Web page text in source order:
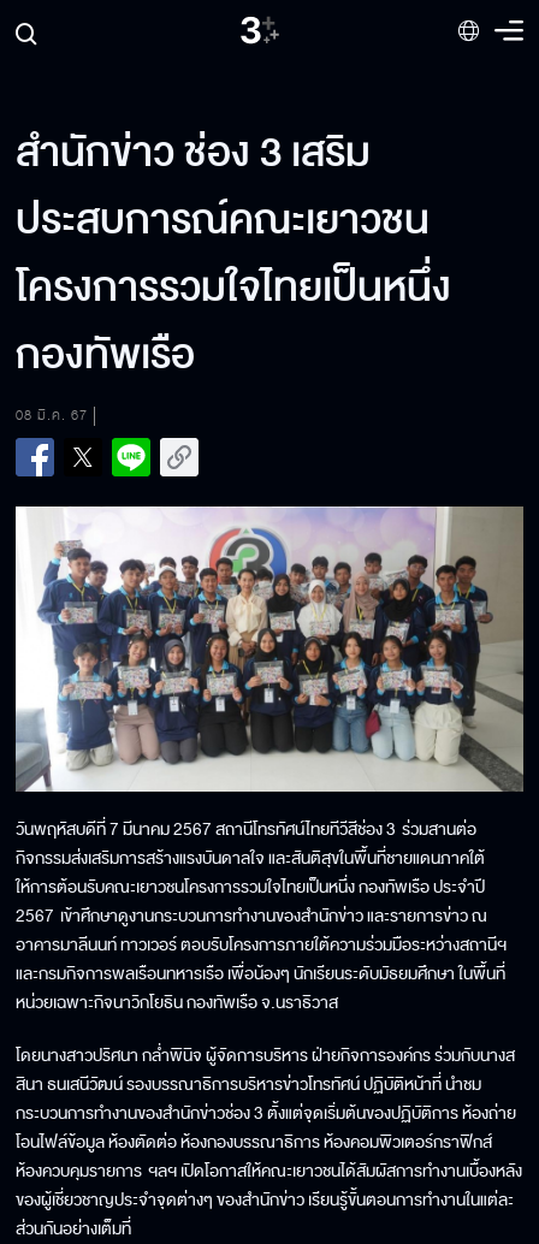
สำนักข่าว ช่อง 3 เสริม
ประสบการณ์คณะเยาวชน
โครงการรวมใจไทยเป็นหนึ่ง
กองทัพเรือ
08 มี.ค. 67
วันพฤหัสบดีที่ 7 มีนาคม 2567 สถานีโทรทัศน์ไทยทีวีสีช่อง 3 ร่วมสานต่อ
กิจกรรมส่งเสริมการสร้างแรงบันดาลใจ และสันติสุขในพื้นที่ชายแดนภาคใต้
ให้การต้อนรับคณะเยาวชนโครงการรวมใจไทยเป็นหนึ่ง กองทัพเรือ ประจำปี
2567 เข้าศึกษาดูงานกระบวนการทำงานของสำนักข่าว และรายการข่าว ณ
อาคารมาลีนนท์ ทาวเวอร์ ตอบรับโครงการภายใต้ความร่วมมือระหว่างสถานีฯ
และกรมกิจการพลเรือนทหารเรือ เพื่อน้องๆ นักเรียนระดับมัธยมศึกษา ในพื้นที่
หน่วยเฉพาะกิจนาวิกโยธิน กองทัพเรือ จ.นราธิวาส
โดยนางสาวปริศนา กล่ำพินิจ ผู้จัดการบริหาร ฝ่ายกิจการองค์กร ร่วมกับนางส
สินา ธนเสนีวัฒน์ รองบรรณาธิการบริหารข่าวโทรทัศน์ ปฏิบัติหน้าที่ นำชม
กระบวนการทำงานของสำนักข่าวช่อง 3 ตั้งแต่จุดเริ่มต้นของปฏิบัติการ ห้องถ่าย
โอนไฟล์ข้อมูล ห้องตัดต่อ ห้องกองบรรณาธิการ ห้องคอมพิวเตอร์กราฟิกส์
ห้องควบคุมรายการ ฯลฯ เปิดโอกาสให้คณะเยาวชนได้สัมผัสการทำงานเบื้องหลัง
ของผู้เชี่ยวชาญประจำจุดต่างๆ ของสำนักข่าว เรียนรู้ขั้นตอนการทำงานในแต่ละ
ส่วนกันอย่างเต็มที่